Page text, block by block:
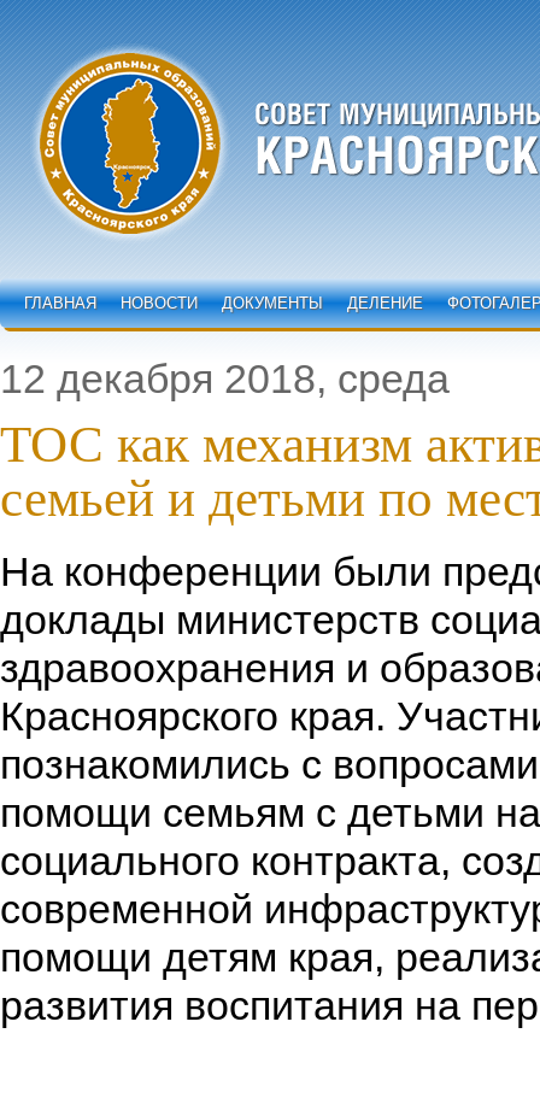
ГЛАВНАЯ НОВОСТИ ДОКУМЕНТЫ ДЕЛЕНИЕ
12 декабря 2018, среда
ТОС как механизм
семьей и детьми по
На конференции были
доклады министерств
здравоохранения и
Красноярского края.
познакомились с
помощи семьям с детьми
социального контракта,
современной
помощи детям края,
развития воспитания на